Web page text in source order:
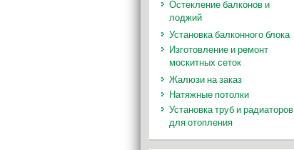
Остекление балконов и
лоджий
Установка балконного блока
Изготовление и ремонт
москитных сеток
Жалюзи на заказ
Натяжные потолки
Установка труб и радиаторов
для отопления